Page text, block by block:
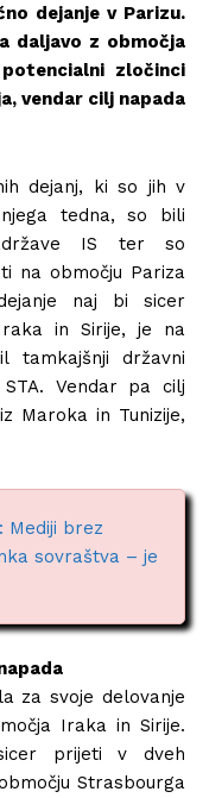
dejanje v Parizu.
daljavo z območja
zločinci
vendar cilj napada
dejanj, ki so jih v
tedna, so bili
IS ter so
na območju Pariza
naj bi sicer
in Sirije, je na
tamkajšnji državni
Vendar pa cilj
Maroka in Tunizije,
Mediji brez
sovraštva – je
za svoje delovanje
Iraka in Sirije.
prijeti v dveh
Strasbourga